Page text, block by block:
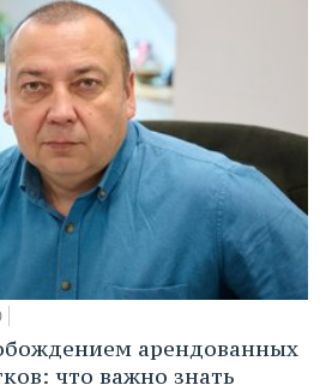
арендованных
что важно знать